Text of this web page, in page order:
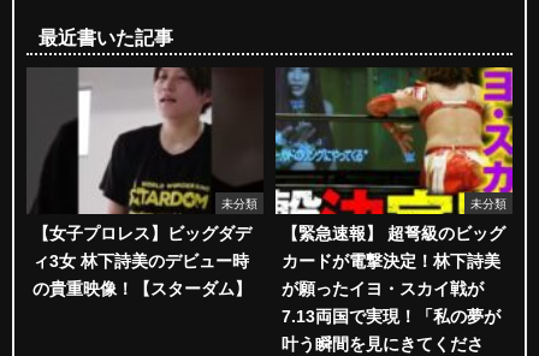
最近書いた記事
未分類
【女子プロレス】ビッグダデ
ィ3女 林下詩美のデビュー時
の貴重映像！【スターダム】
未分類
【緊急速報】 超弩級のビッグ
カードが電撃決定！林下詩美
が願ったイヨ・スカイ戦が
7.13両国で実現！「私の夢が
叶う瞬間を見にきてくださ